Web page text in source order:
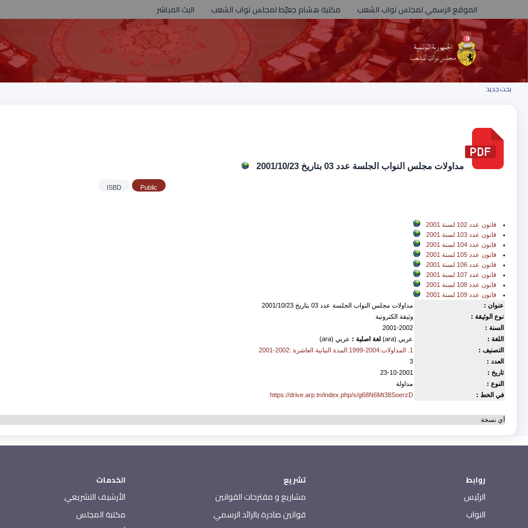
الموقع الرسمي لمجلس نواب الشعب مكتبة هشام جعيّط لمجلس نواب الشعب البث المباشر
بحث جديد
مداولات مجلس النواب الجلسة عدد 03 بتاريخ 2001/10/23
Public
ISBD
قانون عدد 102 لسنة 2001
قانون عدد 103 لسنة 2001
قانون عدد 104 لسنة 2001
قانون عدد 105 لسنة 2001
قانون عدد 106 لسنة 2001
قانون عدد 107 لسنة 2001
قانون عدد 108 لسنة 2001
قانون عدد 109 لسنة 2001
عنوان :
مداولات مجلس النواب الجلسة عدد 03 بتاريخ 2001/10/23
نوع الوثيقة :
وثيقة الكترونية
السنة :
2001-2002
اللغة :
عربي (ara
) لغة اصلية : عربي (ara
)
التصنيف :
1. المداولات:2004-1999:المدة النيابية العاشرة :2002-2001
العدد :
3
تاريخ :
23-10-2001
النوع :
مداولة
في الخط :
https://drive.arp.tn/index.php/s/g68N6Mt38SoerzD
أي نسخة
روابط
الرئيس
النواب
تشريع
مشاريع و مقترحات القوانين
قوانين صادرة بالرائد الرسمي
الخدمات
الأرشيف التشريعي
مكتبة المجلس